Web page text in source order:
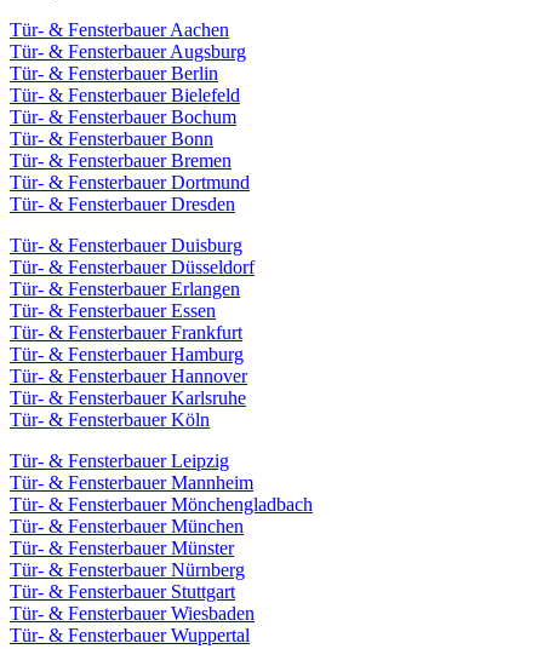
Tür- & Fensterbauer Aachen
Tür- & Fensterbauer Augsburg
Tür- & Fensterbauer Berlin
Tür- & Fensterbauer Bielefeld
Tür- & Fensterbauer Bochum
Tür- & Fensterbauer Bonn
Tür- & Fensterbauer Bremen
Tür- & Fensterbauer Dortmund
Tür- & Fensterbauer Dresden
Tür- & Fensterbauer Duisburg
Tür- & Fensterbauer Düsseldorf
Tür- & Fensterbauer Erlangen
Tür- & Fensterbauer Essen
Tür- & Fensterbauer Frankfurt
Tür- & Fensterbauer Hamburg
Tür- & Fensterbauer Hannover
Tür- & Fensterbauer Karlsruhe
Tür- & Fensterbauer Köln
Tür- & Fensterbauer Leipzig
Tür- & Fensterbauer Mannheim
Tür- & Fensterbauer Mönchengladbach
Tür- & Fensterbauer München
Tür- & Fensterbauer Münster
Tür- & Fensterbauer Nürnberg
Tür- & Fensterbauer Stuttgart
Tür- & Fensterbauer Wiesbaden
Tür- & Fensterbauer Wuppertal